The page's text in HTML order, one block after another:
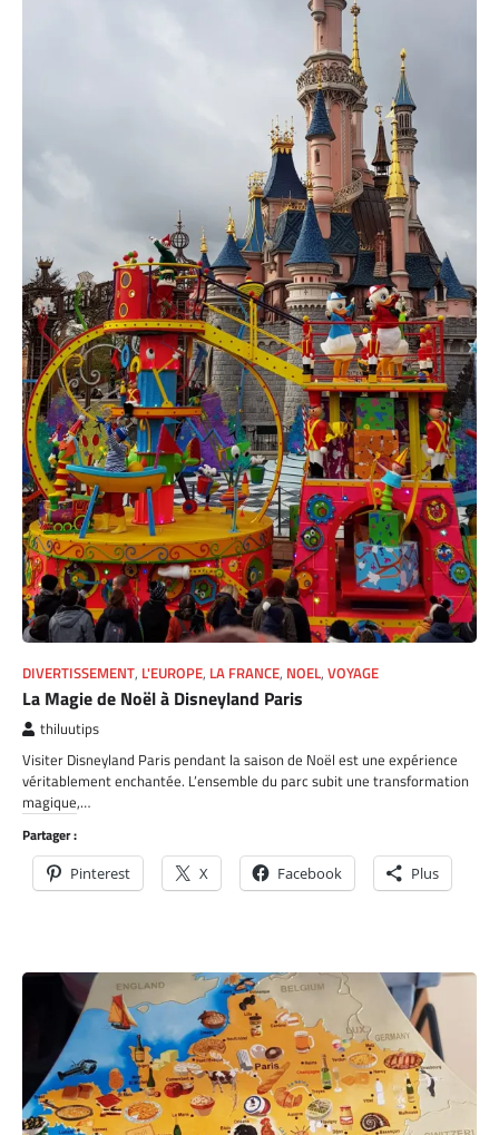
DIVERTISSEMENT, L'EUROPE, LA FRANCE, NOEL, VOYAGE
La Magie de Noël à Disneyland Paris
thiluutips
Visiter Disneyland Paris pendant la saison de Noël est une expérience
véritablement enchantée. L’ensemble du parc subit une transformation
magique,…
Partager :
Pinterest X Facebook Plus